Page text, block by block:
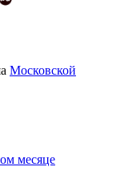
Московской
месяце